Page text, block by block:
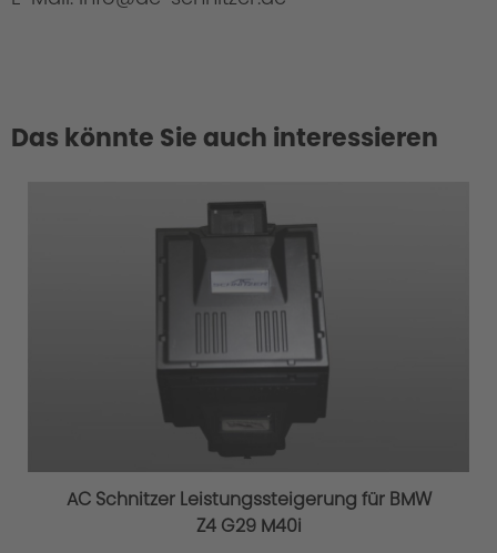
Das könnte Sie auch interessieren
AC Schnitzer Leistungssteigerung für BMW
Z4 G29 M40i